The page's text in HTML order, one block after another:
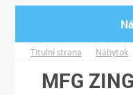
Titulní strana Nábytok
MFG